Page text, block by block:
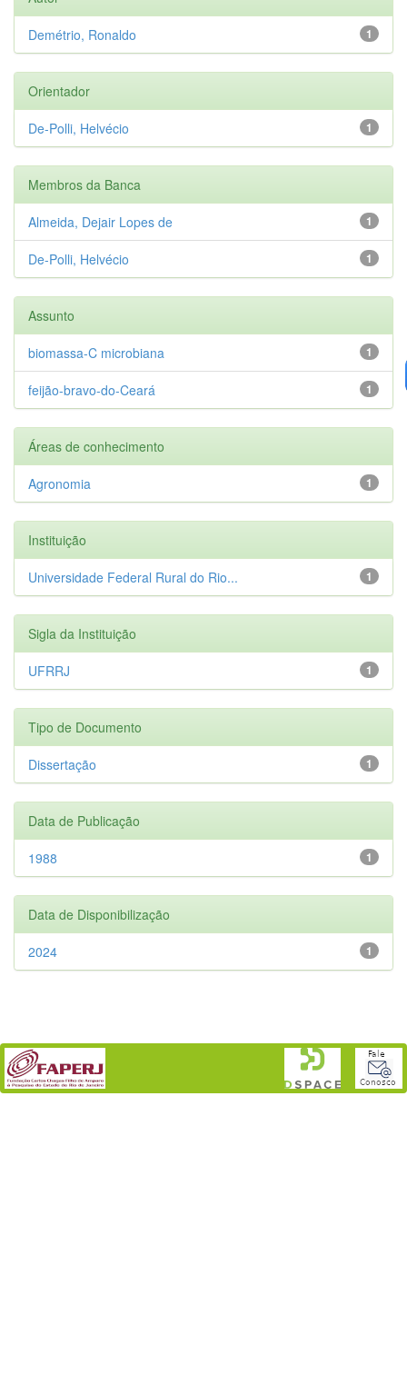
1
Demétrio, Ronaldo
Orientador
1
De-Polli, Helvécio
Membros da Banca
1
Almeida, Dejair Lopes de
1
De-Polli, Helvécio
Assunto
1
biomassa-C microbiana
1
feijão-bravo-do-Ceará
Áreas de conhecimento
1
Agronomia
Instituição
1
Universidade Federal Rural do Rio...
Sigla da Instituição
1
UFRRJ
Tipo de Documento
1
Dissertação
Data de Publicação
1
1988
Data de Disponibilização
1
2024